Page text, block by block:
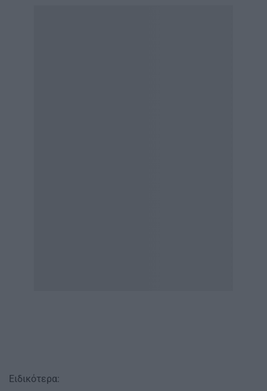
Ειδικότερα: